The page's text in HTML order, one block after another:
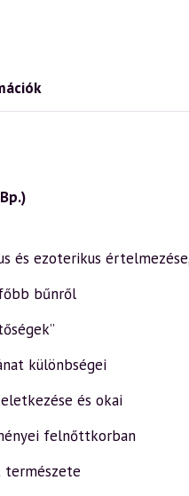
és ezoterikus
bűnről
különbségei
és okai
felnőttkorban
természete